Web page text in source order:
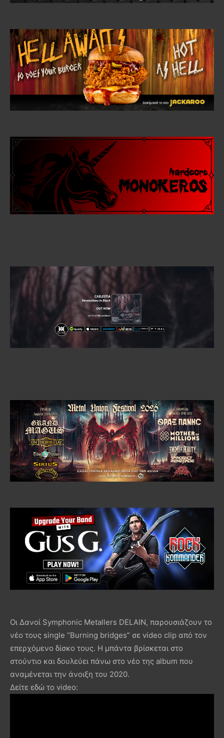
Οι Δανοί Symphonic Metallers DELAIN, παρουσιάζουν το
νέο τους single “Burning bridges” σε video clip από τον
επερχόμενο δίσκο τους. Η μπάντα βρίσκεται στο
στούντιο και δουλεύει πάνω στο νέο της album που
αναμένεται την άνοιξη του 2020.
Δείτε εδώ το video: